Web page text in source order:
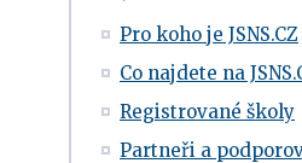
Pro koho je JSNS.CZ
Co najdete na
Registrované školy
Partneři a